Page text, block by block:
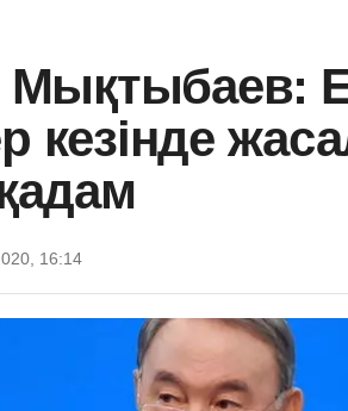
Мықтыбаев:
кезінде
16:14